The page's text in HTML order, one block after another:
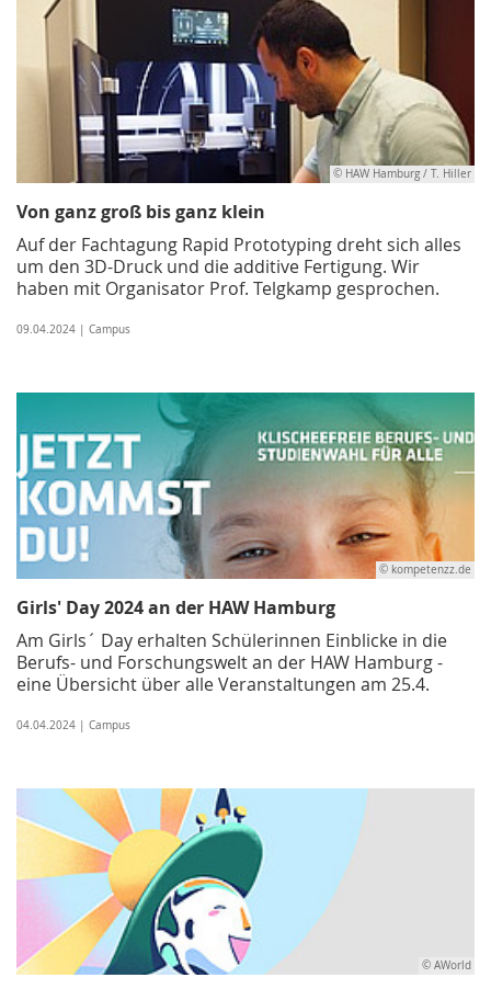
© HAW Hamburg / T. Hiller
Von ganz groß bis ganz klein
Auf der Fachtagung Rapid Prototyping dreht sich alles
um den 3D-Druck und die additive Fertigung. Wir
haben mit Organisator Prof. Telgkamp gesprochen.
09.04.2024 | Campus
© kompetenzz.de
Girls' Day 2024 an der HAW Hamburg
Am Girls´ Day erhalten Schülerinnen Einblicke in die
Berufs- und Forschungswelt an der HAW Hamburg -
eine Übersicht über alle Veranstaltungen am 25.4.
04.04.2024 | Campus
© AWorld